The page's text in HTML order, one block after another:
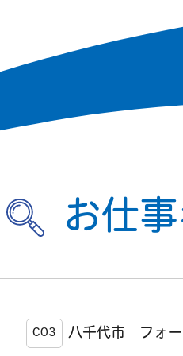
お仕事
C03 八千代市 フォー